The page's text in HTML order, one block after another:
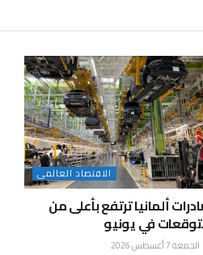
الاقتصاد العالمى
ألمانيا ترتفع بأعلى من
في يونيو
الجمعة 7 أغسطس 2026